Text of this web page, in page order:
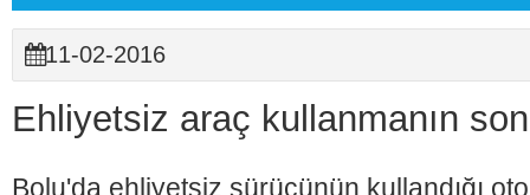
11-02-2016
Ehliyetsiz araç kullanmanın
Bolu'da ehliyetsiz sürücünün kullandığı